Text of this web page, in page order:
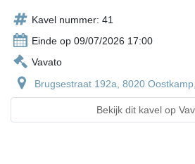
Kavel nummer: 41
Einde op 09/07/2026 17:00
Vavato
Brugsestraat 192a, 8020
Bekijk dit kavel op